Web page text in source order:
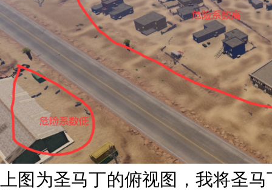
上图为圣马丁的俯视图，我将圣